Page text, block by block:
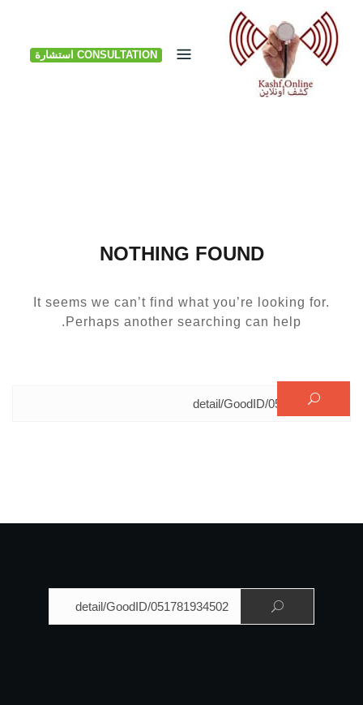
Skip
content
CONSULTATION استشارة
NOTHING FOUND
It seems we can’t find what you’re looking for.
Perhaps another searching can help.
البحث عن: